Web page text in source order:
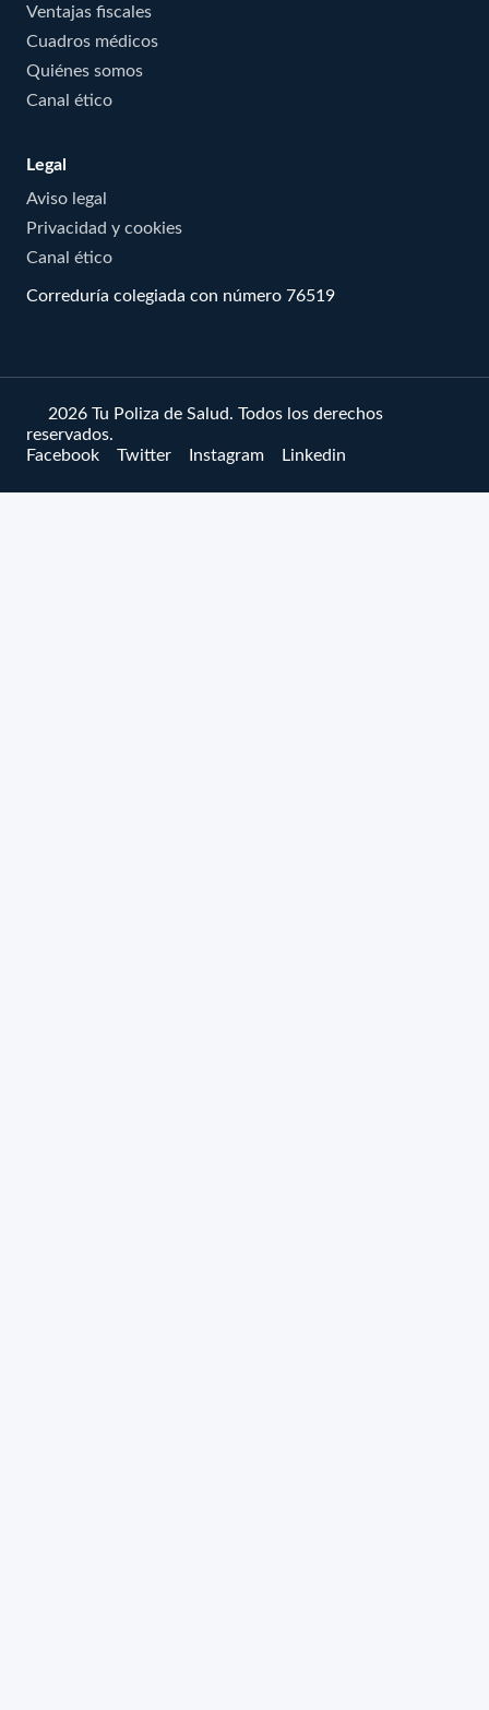
Ventajas fiscales
Cuadros médicos
Quiénes somos
Canal ético
Legal
Aviso legal
Privacidad y cookies
Canal ético
Correduría colegiada con número 76519
© 2026 Tu Poliza de Salud. Todos los derechos
reservados.
Facebook
Twitter Instagram Linkedin